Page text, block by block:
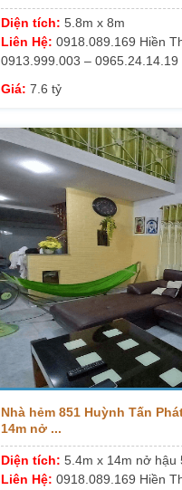
Diện tích: 5.8m x 8m
Liên Hệ: 0918.089.169 Hiền
0913.999.003 – 0965.24.14.19
Giá: 7.6 tỷ
Nhà hẻm 851 Huỳnh Tấn
14m nở ...
Diện tích: 5.4m x 14m nở hậu
Liên Hệ: 0918.089.169 Hiền